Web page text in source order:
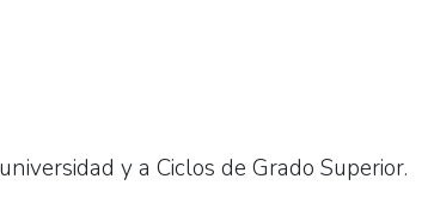
y a Ciclos de Grado Superior.